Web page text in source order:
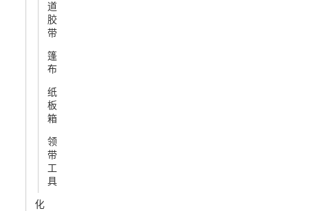
道
胶
带
篷
布
纸
板
箱
领
带
工
具
化